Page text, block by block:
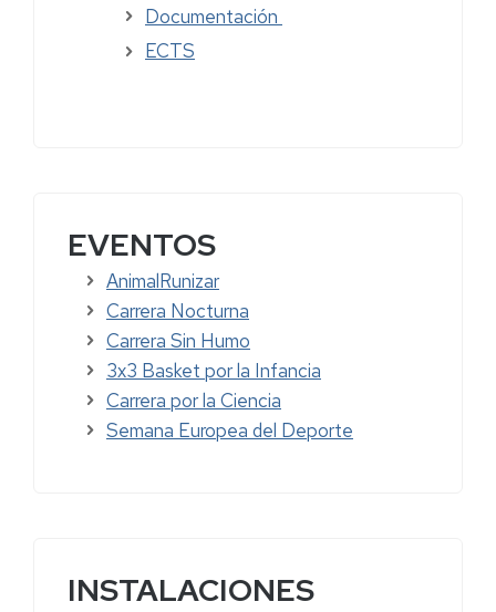
Documentación
ECTS
EVENTOS
AnimalRunizar
Carrera Nocturna
Carrera Sin Humo
3x3 Basket por la Infancia
Carrera por la Ciencia
Semana Europea del Deporte
INSTALACIONES